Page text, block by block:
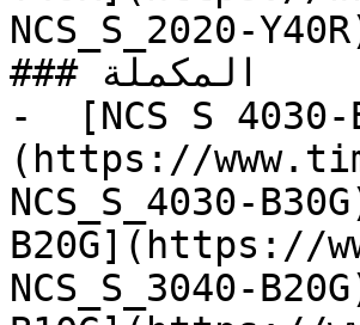
NCS_S_2020-
### المكملة
-  [NCS S 4030-
(https://
NCS_S_4030-
B20G](https://
NCS_S_3040-